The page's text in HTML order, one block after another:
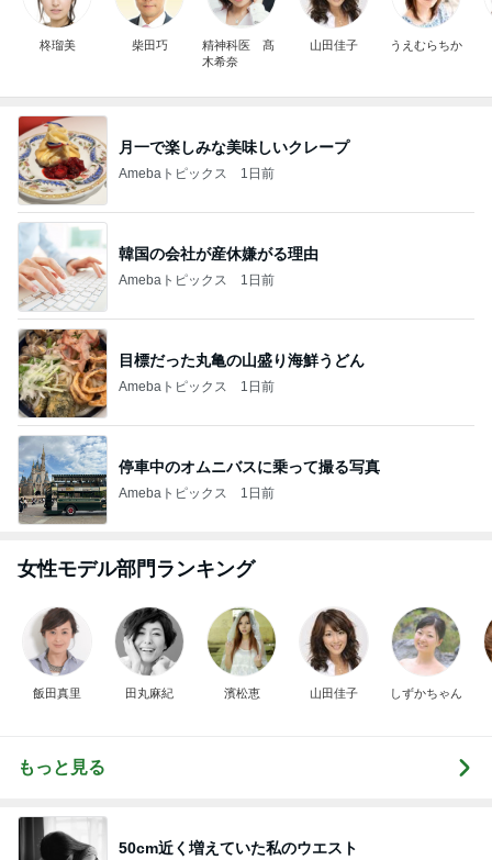
柊瑠美 柴田巧
精神科医 髙
木希奈
山田佳子 うえむらちか
月一で楽しみな美味しいクレープ
Amebaトピックス 1日前
韓国の会社が産休嫌がる理由
Amebaトピックス 1日前
目標だった丸亀の山盛り海鮮うどん
Amebaトピックス 1日前
停車中のオムニバスに乗って撮る写真
Amebaトピックス 1日前
女性モデル部門ランキング
飯田真里 田丸麻紀 濱松恵 山田佳子 しずかちゃん
もっと見る
50cm近く増えていた私のウエスト